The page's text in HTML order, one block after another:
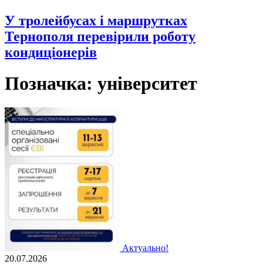
У тролейбусах і маршрутках
Тернополя перевірили роботу
кондиціонерів
Позначка: університет
Актуально!
20.07.2026